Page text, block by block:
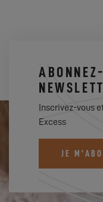
Inscrivez-vous
Excess
JE